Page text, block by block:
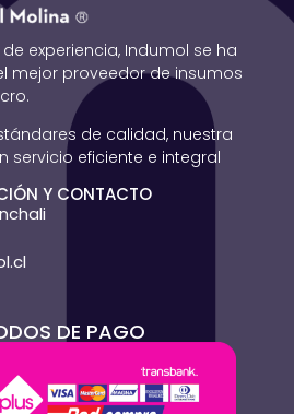
experiencia, Indumol se ha
mejor proveedor de insumos
de calidad, nuestra
servicio eficiente e integral
Y CONTACTO
DE PAGO